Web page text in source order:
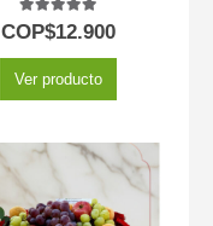
5.00out of 5
COP$12.900
Ver producto